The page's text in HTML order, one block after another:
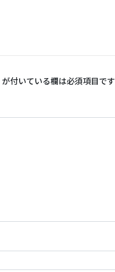
が付いている欄は必須項目です